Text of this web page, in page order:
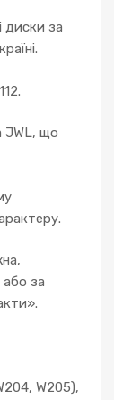
диски за
JWL, що
за
W205),